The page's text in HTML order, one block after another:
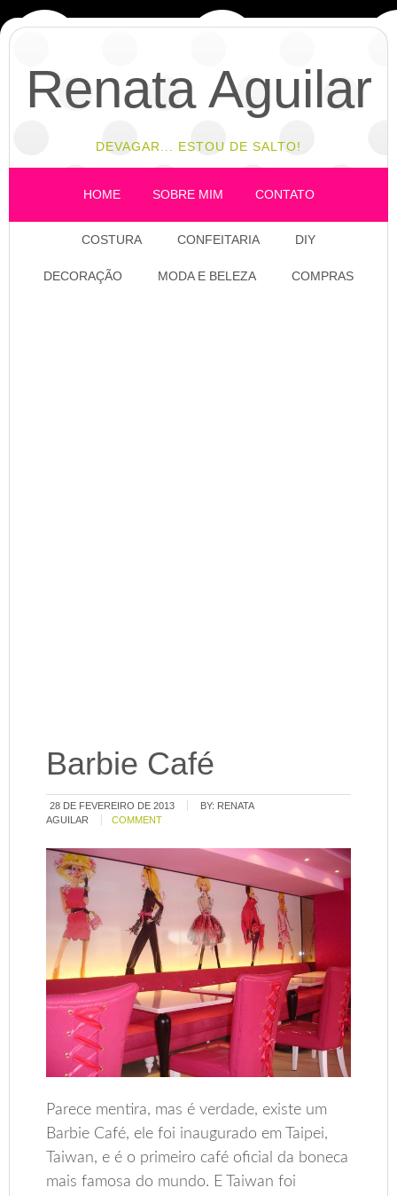
Renata Aguilar
DEVAGAR... ESTOU DE SALTO!
HOME SOBRE MIM CONTATO
COSTURA CONFEITARIA DIY
DECORAÇÃO MODA E BELEZA COMPRAS
Barbie Café
28 DE FEVEREIRO DE 2013 BY: RENATA
AGUILAR
COMMENT
Parece mentira, mas é verdade, existe um
Barbie Café, ele foi inaugurado em Taipei,
Taiwan, e é o primeiro café oficial da boneca
mais famosa do mundo. E Taiwan foi